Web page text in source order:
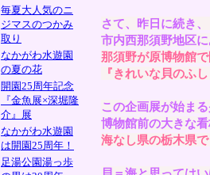
毎夏大人気のニ
ジマスのつかみ
取り
なかがわ水遊園
の夏の花
開園25周年記念
『金魚展×深堀隆
介』展
なかがわ水遊園
は開園25周年！
足湯公園湯っ歩
さて、昨日に続き
市内西那須野地区
那須野が原博物館
『きれいな貝のふ
この企画展が始ま
博物館前の大きな
海なし県の栃木県